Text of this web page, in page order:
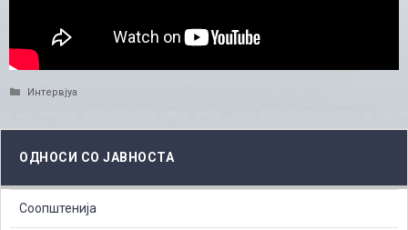
Categories
Интервјуа
ОДНОСИ СО ЈАВНОСТА
Соопштенија